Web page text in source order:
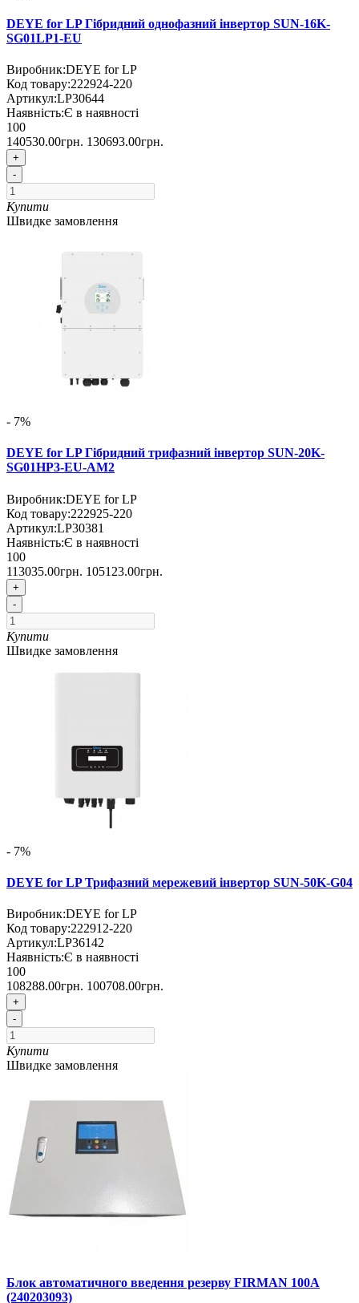
DEYE for LP Гібридний однофазний інвертор SUN-16K-
SG01LP1-EU
Виробник:DEYE for LP
Код товару:222924-220
Артикул:LP30644
Наявність:Є в наявності
100
140530.00грн. 130693.00грн.
+
-
Купити
Швидке замовлення
- 7%
DEYE for LP Гібридний трифазний інвертор SUN-20K-
SG01HP3-EU-AM2
Виробник:DEYE for LP
Код товару:222925-220
Артикул:LP30381
Наявність:Є в наявності
100
113035.00грн. 105123.00грн.
+
-
Купити
Швидке замовлення
- 7%
DEYE for LP Трифазний мережевий інвертор SUN-50K-G04
Виробник:DEYE for LP
Код товару:222912-220
Артикул:LP36142
Наявність:Є в наявності
100
108288.00грн. 100708.00грн.
+
-
Купити
Швидке замовлення
Блок автоматичного введення резерву FIRMAN 100А
(240203093)